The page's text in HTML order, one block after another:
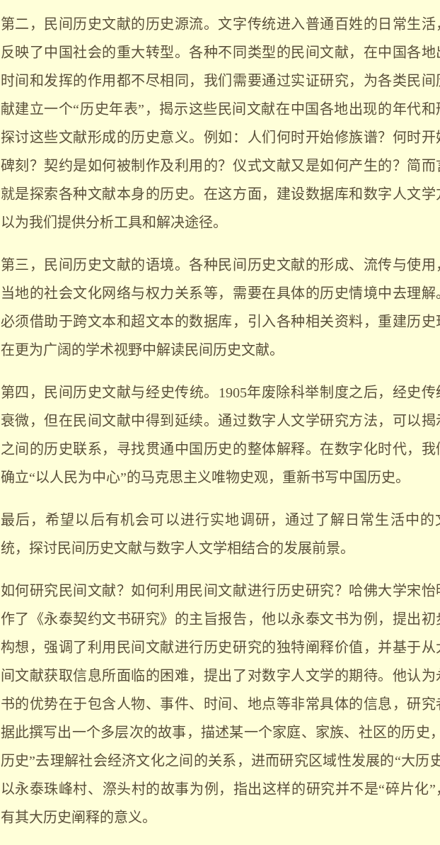
第二，民间历史文献的历史源流。文字传统进入普通百姓的日常生活
反映了中国社会的重大转型。各种不同类型的民间文献，在中国各地
时间和发挥的作用都不尽相同，我们需要通过实证研究，为各类民间
献建立一个“历史年表”，揭示这些民间文献在中国各地出现的年代和
探讨这些文献形成的历史意义。例如：人们何时开始修族谱？何时开
碑刻？契约是如何被制作及利用的？仪式文献又是如何产生的？简而
就是探索各种文献本身的历史。在这方面，建设数据库和数字人文学
以为我们提供分析工具和解决途径。
第三，民间历史文献的语境。各种民间历史文献的形成、流传与使用
当地的社会文化网络与权力关系等，需要在具体的历史情境中去理解
必须借助于跨文本和超文本的数据库，引入各种相关资料，重建历史
在更为广阔的学术视野中解读民间历史文献。
第四，民间历史文献与经史传统。 1905年废除科举制度之后，经史传
衰微，但在民间文献中得到延续。通过数字人文学研究方法，可以揭
之间的历史联系，寻找贯通中国历史的整体解释。在数字化时代，我
确立“以人民为中心”的马克思主义唯物史观，重新书写中国历史。
最后，希望以后有机会可以进行实地调研，通过了解日常生活中的
统，探讨民间历史文献与数字人文学相结合的发展前景。
如何研究民间文献？如何利用民间文献进行历史研究？哈佛大学宋怡
作了《永泰契约文书研究》的主旨报告，他以永泰文书为例，提出初
构想，强调了利用民间文献进行历史研究的独特阐释价值，并基于从
间文献获取信息所面临的困难，提出了对数字人文学的期待。他认为
书的优势在于包含人物、事件、时间、地点等非常具体的信息，研究
据此撰写出一个多层次的故事，描述某一个家庭、家族、社区的历史
历史”去理解社会经济文化之间的关系，进而研究区域性发展的“大历
以永泰珠峰村、漈头村的故事为例，指出这样的研究并不是“碎片化”
有其大历史阐释的意义。